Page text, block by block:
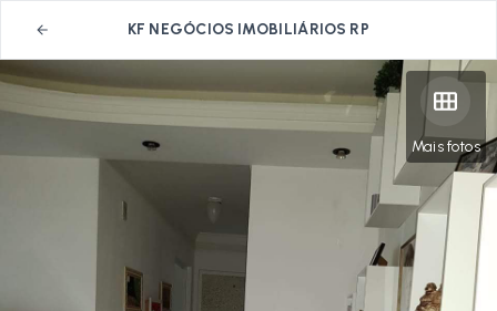
KF NEGÓCIOS IMOBILIÁRIOS RP
Mais fotos